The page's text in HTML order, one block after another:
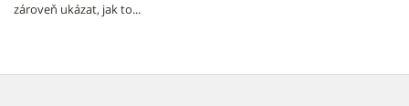
zároveň ukázat, jak to...